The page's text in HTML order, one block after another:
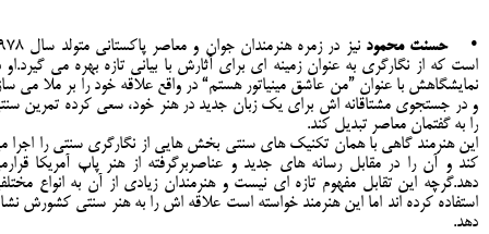
•حسنت محمود
نیز در زمره هنرمندان جوان و معاصر
است که از نگارگری به عنوان زمینه ای برای آثارش با بیانی تازه بهره می گیرد.او
نمایشگاهش با عنوان ”من عاشق مینیاتور هستم“ در واقع علاقه خود را بر ملا می
و در جستجوی مشتاقانه اش برای یک زبان جدید در هنر خود، سعی کرده تمرین
را به گفتمان معاصر تبدیل کند.
این هنرمند گاهی با همان تکنیک های سنتی بخش هایی از نگارگری سنتی را اجرا
کند و آن را در مقابل رسانه های جدید و عناصربرگرفته از هنر پاپ آمریکا
دهد.گرچه این تقابل مفهوم تازه ای نیست و هنرمندان زیادی از آن به انواع
استفاده کرده اند اما این هنرمند خواسته است علاقه اش را به هنر سنتی کشورش
دهد.